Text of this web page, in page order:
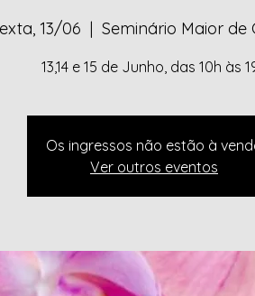
13/06
  |
Seminário Maior de
13,14 e 15 de Junho, das 10h às
Os ingressos não estão à
Ver outros eventos